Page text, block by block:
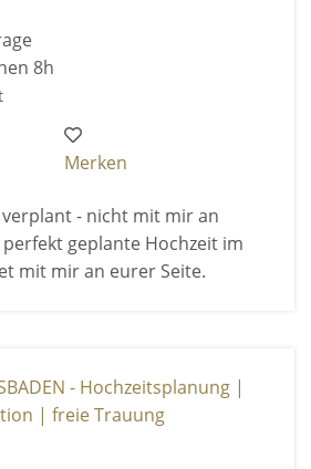
8h
Merken
- nicht mit mir an
geplante Hochzeit im
mit mir an eurer Seite.